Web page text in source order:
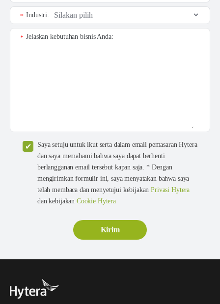
Industri:
*
Jelaskan kebutuhan bisnis Anda:
*
Saya setuju untuk ikut serta dalam email pemasaran Hytera
dan saya memahami bahwa saya dapat berhenti
berlangganan email tersebut kapan saja. * Dengan
mengirimkan formulir ini, saya menyatakan bahwa saya
telah membaca dan menyetujui kebijakanPrivasi Hytera
dan kebijakan Cookie Hytera